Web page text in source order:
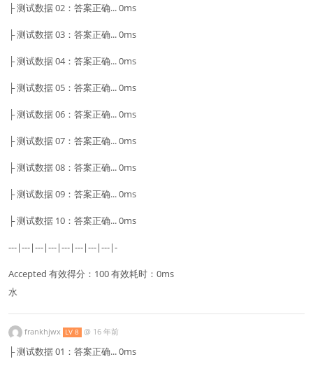
├ 测试数据 02：答案正确... 0ms
├ 测试数据 03：答案正确... 0ms
├ 测试数据 04：答案正确... 0ms
├ 测试数据 05：答案正确... 0ms
├ 测试数据 06：答案正确... 0ms
├ 测试数据 07：答案正确... 0ms
├ 测试数据 08：答案正确... 0ms
├ 测试数据 09：答案正确... 0ms
├ 测试数据 10：答案正确... 0ms
---|---|---|---|---|---|---|---|-
Accepted 有效得分：100 有效耗时：0ms
水
frankhjwx LV 8 @ 16 年前
├ 测试数据 01：答案正确... 0ms